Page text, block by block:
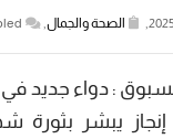
الصحة والجمال,
: دواء جديد
يبشر بثورة